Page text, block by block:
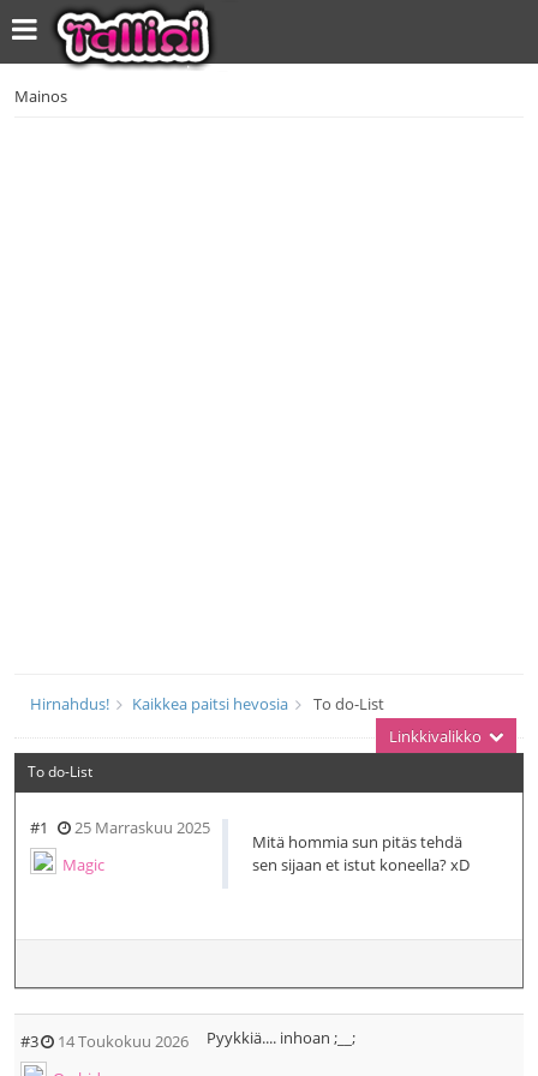
Mainos
Hirnahdus! Kaikkea paitsi hevosia
To do-List
Linkkivalikko
To do-List
25 Marraskuu 2025
#1
Magic
Mitä hommia sun pitäs tehdä
sen sijaan et istut koneella? xD
14 Toukokuu 2026
#3
Pyykkiä.... inhoan ;__;